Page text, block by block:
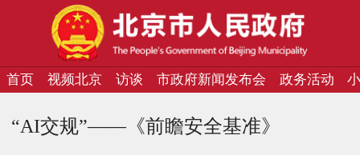
首页 视频北京 访谈 市政府新闻发布会 政务活动
“AI交规”——《前瞻安全基准》